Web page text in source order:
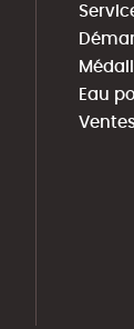
Eau